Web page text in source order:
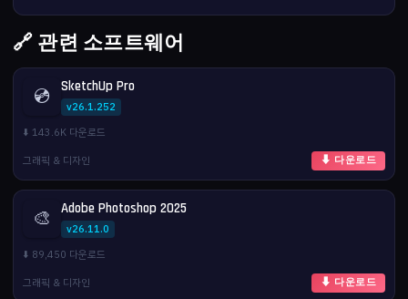
🔗 관련 소프트웨어
💿 SketchUp Pro
v26.1.252
⬇️ 143.6K 다운로드
그래픽 & 디자인
⬇ 다운로드
🎨 Adobe Photoshop 2025
v26.11.0
⬇️ 89,450 다운로드
그래픽 & 디자인
⬇ 다운로드